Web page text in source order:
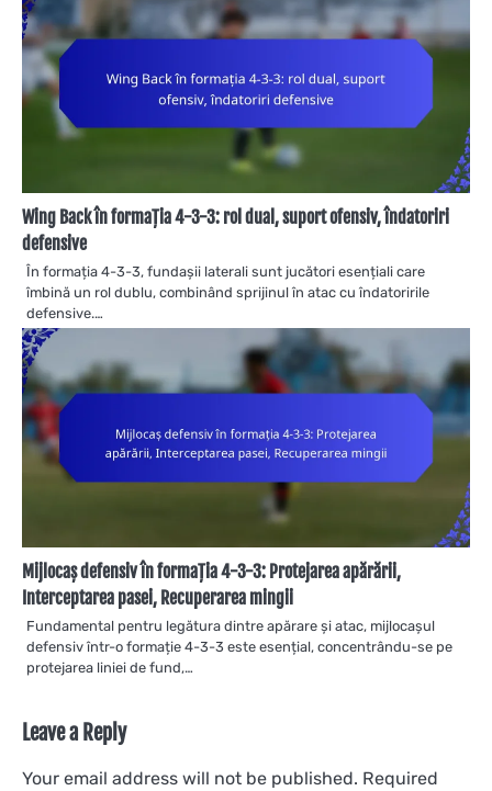
Wing Back în formația 4-3-3: rol dual, suport ofensiv, îndatoriri
defensive
În formația 4-3-3, fundașii laterali sunt jucători esențiali care
îmbină un rol dublu, combinând sprijinul în atac cu îndatoririle
defensive.…
Mijlocaș defensiv în formația 4-3-3: Protejarea apărării,
Interceptarea pasei, Recuperarea mingii
Fundamental pentru legătura dintre apărare și atac, mijlocașul
defensiv într-o formație 4-3-3 este esențial, concentrându-se pe
protejarea liniei de fund,…
Leave a Reply
Your email address will not be published. Required